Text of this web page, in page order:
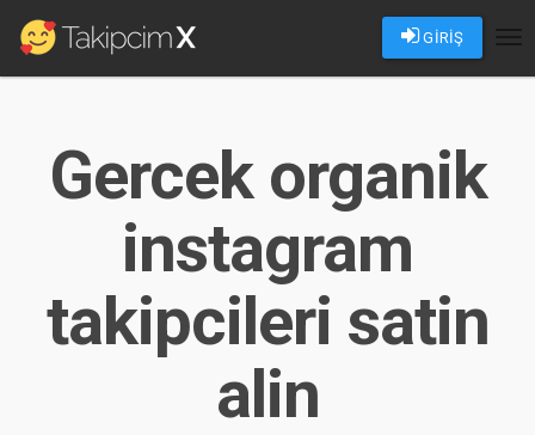
GİRİŞ
Gercek organik
instagram
takipcileri satin
alin